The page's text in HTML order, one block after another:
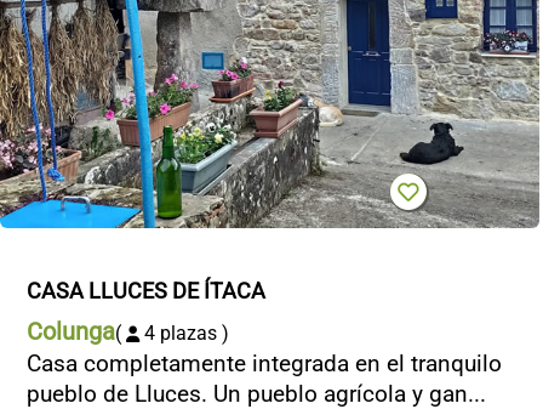
CASA LLUCES DE ÍTACA
Colunga( 4 plazas )
Casa completamente integrada en el tranquilo
pueblo de Lluces. Un pueblo agrícola y gan...